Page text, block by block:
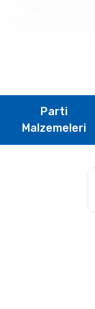
Parti
Malzemeleri